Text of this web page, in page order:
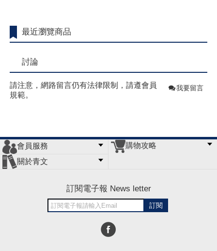
最近瀏覽商品
討論
請注意，網路留言仍有法律限制，請遵會員
規範。
我要留言
會員服務
會員辦法
客服信箱
隱私條款
網站導覽
購物攻略
關於青文
訂閱電子報 News letter
訂閱